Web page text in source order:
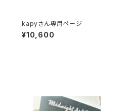
kapyさん専用ページ
¥10,600